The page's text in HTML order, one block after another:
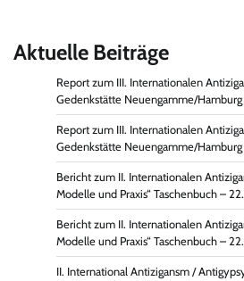
Aktuelle Beiträge
Report zum III. Internationalen
Gedenkstätte Neuengamme/
Report zum III. Internationalen
Gedenkstätte Neuengamme/
Bericht zum II. Internationalen
Modelle und Praxis“ Taschenbuch –
Bericht zum II. Internationalen
Modelle und Praxis“ Taschenbuch –
II. International Antizigansm /